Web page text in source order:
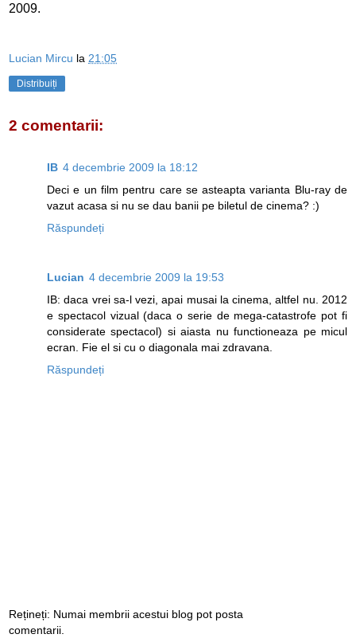
2009.
Lucian Mircu la 21:05
Distribuiți
2 comentarii:
IB 4 decembrie 2009 la 18:12
Deci e un film pentru care se asteapta varianta Blu-ray de
vazut acasa si nu se dau banii pe biletul de cinema? :)
Răspundeți
Lucian 4 decembrie 2009 la 19:53
IB: daca vrei sa-l vezi, apai musai la cinema, altfel nu. 2012
e spectacol vizual (daca o serie de mega-catastrofe pot fi
considerate spectacol) si aiasta nu functioneaza pe micul
ecran. Fie el si cu o diagonala mai zdravana.
Răspundeți
Rețineți: Numai membrii acestui blog pot posta
comentarii.